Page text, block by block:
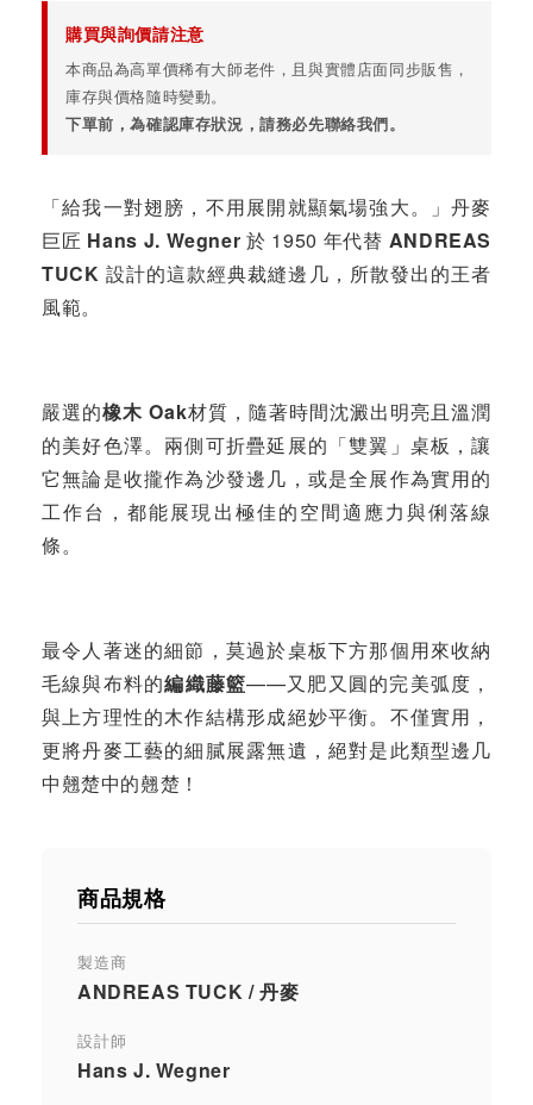
購買與詢價請注意
本商品為高單價稀有大師老件，且與實體店面同步販售，
庫存與價格隨時變動。
下單前，為確認庫存狀況，請務必先聯絡我們。
「給我一對翅膀，不用展開就顯氣場強大。」丹麥
巨匠 Hans J. Wegner 於 1950 年代替 ANDREAS
TUCK 設計的這款經典裁縫邊几，所散發出的王者
風範。
嚴選的橡木 Oak材質，隨著時間沈澱出明亮且溫潤
的美好色澤。兩側可折疊延展的「雙翼」桌板，讓
它無論是收攏作為沙發邊几，或是全展作為實用的
工作台，都能展現出極佳的空間適應力與俐落線
條。
最令人著迷的細節，莫過於桌板下方那個用來收納
毛線與布料的編織藤籃——又肥又圓的完美弧度，
與上方理性的木作結構形成絕妙平衡。不僅實用，
更將丹麥工藝的細膩展露無遺，絕對是此類型邊几
中翹楚中的翹楚！
商品規格
製造商
ANDREAS TUCK / 丹麥
設計師
Hans J. Wegner